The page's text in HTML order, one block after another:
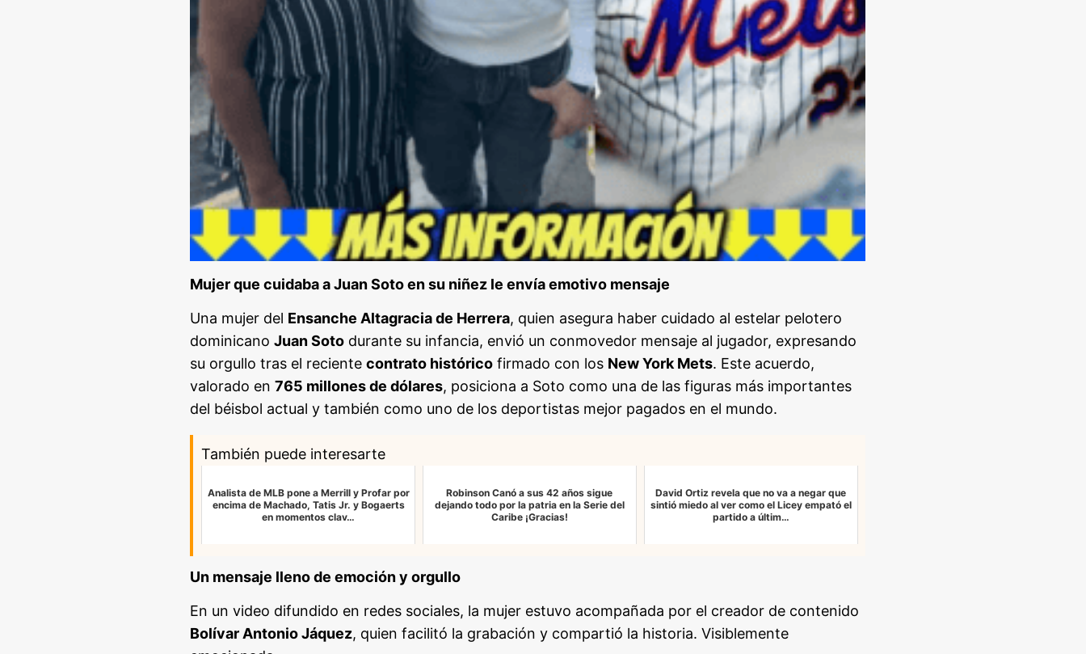
Mujer que cuidaba a Juan Soto en su niñez le envía emotivo mensaje
Una mujer del Ensanche Altagracia de Herrera, quien asegura haber cuidado al estelar pelotero
dominicanoJuan Soto durante su infancia, envió un conmovedor mensaje al jugador, expresando
su orgullo tras el recientecontrato histórico firmado con los New York Mets. Este acuerdo,
valorado en765 millones de dólares, posiciona a Soto como una de las figuras más importantes
del béisbol actual y también como uno de los deportistas mejor pagados en el mundo.
También puede interesarte
Analista de MLB pone a Merrill y Profar por
encima de Machado, Tatis Jr. y Bogaerts
en momentos clav…
Robinson Canó a sus 42 años sigue
dejando todo por la patria en la Serie del
Caribe ¡Gracias!
David Ortiz revela que no va a negar que
sintió miedo al ver como el Licey empató el
partido a últim…
Un mensaje lleno de emoción y orgullo
En un video difundido en redes sociales, la mujer estuvo acompañada por el creador de contenido
Bolívar Antonio Jáquez, quien facilitó la grabación y compartió la historia. Visiblemente